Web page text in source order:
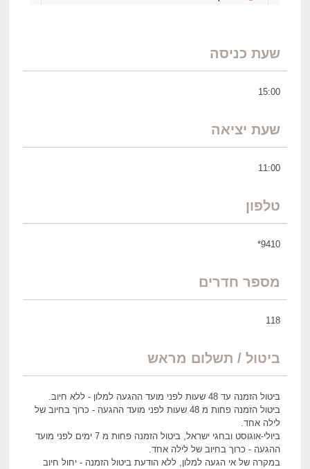
שעת כניסה
15:00
שעת יציאה
11:00
טלפון
9410*
מספר חדרים
118
ביטול / תשלום מראש
ביטול הזמנה עד 48 שעות לפני מועד ההגעה למלון - ללא חיוב.
ביטול הזמנה פחות מ 48 שעות לפני מועד ההגעה - כרוך בחיוב של
לילה אחד.
ביולי-אוגוסט ובחגי ישראל, ביטול הזמנה פחות מ 7 ימים לפני מועד
ההגעה - כרוך בחיוב של לילה אחד.
במקרה של אי הגעה למלון, ללא הודעת ביטול הזמנה - יחול חיוב